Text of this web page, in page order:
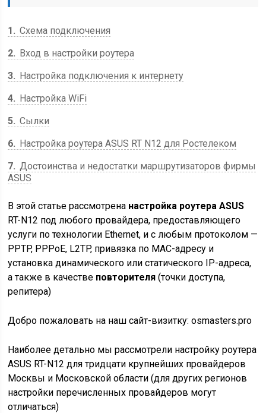
1
Схема подключения
2
Вход в настройки роутера
3
Настройка подключения к интернету
4
Настройка WiFi
5 Сылки
6
Настройка роутера ASUS RT N12 для Ростелеком
7 Достоинства и недостатки маршрутизаторов фирмы
ASUS
В этой статье рассмотрена настройка роутера ASUS
RT-N12 под любого провайдера, предоставляющего
услуги потехнологии Ethernet, и с любым протоколом —
PPTP, PPPoE, L2TP, привязка по МАС-адресу и
установка динамического или статического IP-адреса,
а также в качестве повторителя(точки доступа,
репитера)
Добро пожаловать на наш сайт-визитку:osmasters.pro
Наиболее детально мы рассмотрели настройку роутера
ASUS RT-N12 для тридцати крупнейших провайдеров
Москвы и Московской области (для других регионов
настройки перечисленных провайдеров могут
отличаться)